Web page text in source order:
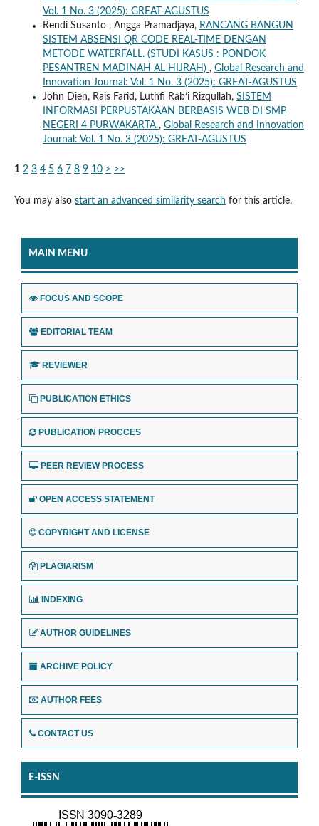
Vol. 1 No. 3 (2025): GREAT-AGUSTUS
Rendi Susanto , Angga Pramadjaya, RANCANG BANGUN
SISTEM ABSENSI QR CODE REAL-TIME DENGAN
METODE WATERFALL. (STUDI KASUS : PONDOK
PESANTREN MADINAH AL HIJRAH) , Global Research and
Innovation Journal: Vol. 1 No. 3 (2025): GREAT-AGUSTUS
John Dien, Rais Farid, Luthfi Rab’i Rizqullah, SISTEM
INFORMASI PERPUSTAKAAN BERBASIS WEB DI SMP
NEGERI 4 PURWAKARTA , Global Research and Innovation
Journal: Vol. 1 No. 3 (2025): GREAT-AGUSTUS
1 2 3 4 5 6 7 8 9 10 > >>
You may also start an advanced similarity search for this article.
MAIN MENU
FOCUS AND SCOPE
EDITORIAL TEAM
REVIEWER
PUBLICATION ETHICS
PUBLICATION PROCCES
PEER REVIEW PROCESS
OPEN ACCESS STATEMENT
COPYRIGHT AND LICENSE
PLAGIARISM
INDEXING
AUTHOR GUIDELINES
ARCHIVE POLICY
AUTHOR FEES
CONTACT US
E-ISSN